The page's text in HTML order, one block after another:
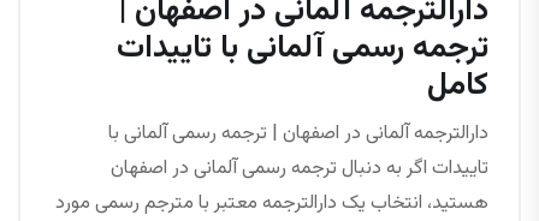
دارالترجمه آلمانی در اصفهان |
ترجمه رسمی آلمانی با تاییدات
کامل
دارالترجمه آلمانی در اصفهان | ترجمه رسمی آلمانی با
تاییدات اگر به دنبال ترجمه رسمی آلمانی در اصفهان
هستید، انتخاب یک دارالترجمه معتبر با مترجم رسمی مورد